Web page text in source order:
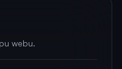
webu.